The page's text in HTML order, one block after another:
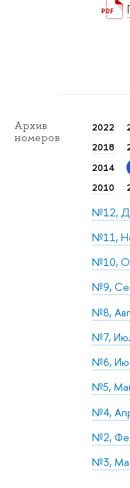
Архив
номеров
2022
2018
2014
2010
№12,
№11,
№10,
№9,
№8,
№7,
№6,
№5,
№4,
№2,
№3,